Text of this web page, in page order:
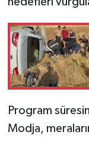
Program
Modja,